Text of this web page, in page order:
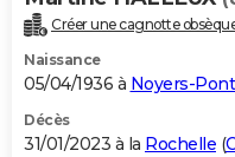
Créer une cagnotte
Naissance
05/04/1936 à Noyers-
Décès
31/01/2023 à la Rochelle (